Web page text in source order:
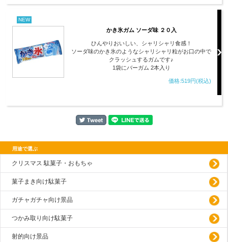
NEW
かき氷ガム ソーダ味 ２０入
ひんやりおいしい、シャリシャリ食感！
ソーダ味のかき氷のようなシャリシャリ粒がお口の中で
クラッシュするガムです♪
1袋にバーガム 2本入り
価格:519円(税込)
用途で選ぶ
クリスマス 駄菓子・おもちゃ
菓子まき向け駄菓子
ガチャガチャ向け景品
つかみ取り向け駄菓子
射的向け景品